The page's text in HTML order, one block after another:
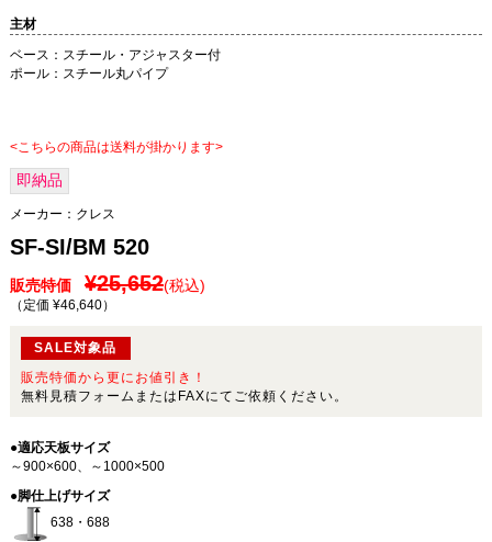
主材
ベース：スチール・アジャスター付
ポール：スチール丸パイプ
<こちらの商品は送料が掛かります>
即納品
メーカー： クレス
SF-SI/BM 520
販売特価 ¥25,652(税込)
（定価 ¥46,640）
SALE対象品
販売特価から更にお値引き！
無料見積フォームまたはFAXにてご依頼ください。
●適応天板サイズ
～900×600、～1000×500
●脚仕上げサイズ
638・688